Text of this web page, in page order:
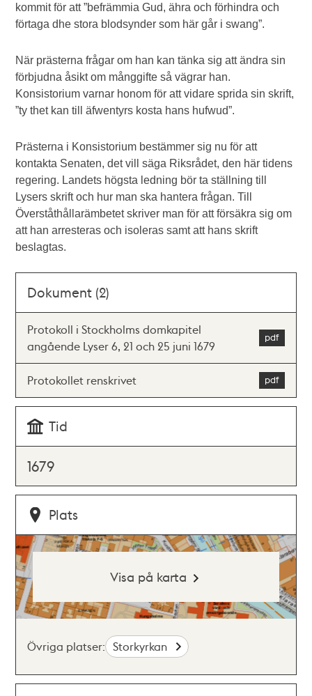
kommit för att ”befrämmia Gud, ähra och förhindra och
förtaga dhe stora blodsynder som här går i swang”.
När prästerna frågar om han kan tänka sig att ändra sin
förbjudna åsikt om månggifte så vägrar han.
Konsistorium varnar honom för att vidare sprida sin skrift,
”ty thet kan till äfwentyrs kosta hans hufwud”.
Prästerna i Konsistorium bestämmer sig nu för att
kontakta Senaten, det vill säga Riksrådet, den här tidens
regering. Landets högsta ledning bör ta ställning till
Lysers skrift och hur man ska hantera frågan. Till
Överståthållarämbetet skriver man för att försäkra sig om
att han arresteras och isoleras samt att hans skrift
beslagtas.
Dokument (2)
Protokoll i Stockholms domkapitel
angående Lyser 6, 21 och 25 juni 1679
Protokollet renskrivet
Tid
1679
Plats
Visa på karta
Övriga platser: Storkyrkan